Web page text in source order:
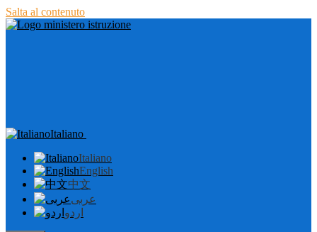
Salta al contenuto
Italiano
Italiano
English
中文
عربى
اردو